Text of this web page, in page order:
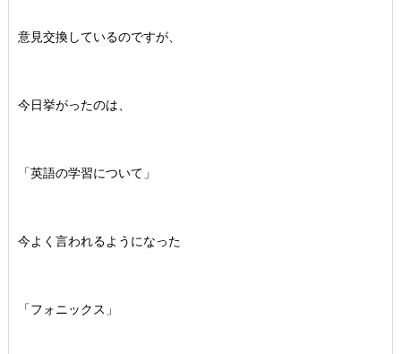
意見交換しているのですが、
今日挙がったのは、
「英語の学習について」
今よく言われるようになった
「フォニックス」